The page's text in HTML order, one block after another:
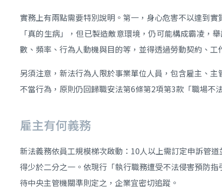
實務上有兩點需要特別說明。第一，身心危害不以達到
「真的生病」，但已製造敵意環境，仍可能構成霸凌
數、頻率、行為人動機與目的等，並得透過勞動契約、
另須注意，新法行為人限於事業單位人員，包含雇主、
不當行為，原則仍回歸職安法第6條第2項第3款「職場不
雇主有何義務
新法義務依員工規模梯次啟動：10人以上需訂定申訴管
得少於二分之一。依現行「執行職務遭受不法侵害預防
待中央主管機關準則定之，企業宜密切追蹤。